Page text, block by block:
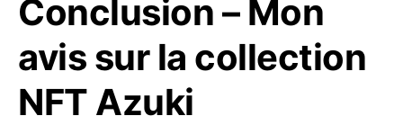
Conclusion – Mon
avis sur la collection
NFT Azuki